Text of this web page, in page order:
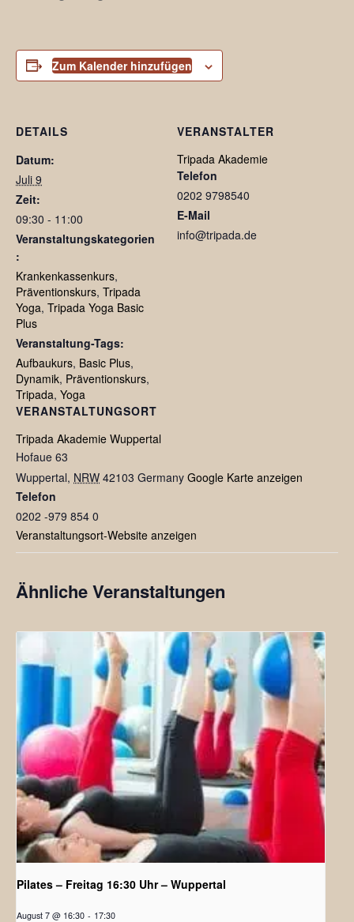
Zum Kalender hinzufügen
DETAILS
Datum:
Juli 9
Zeit:
09:30 - 11:00
Veranstaltungskategorien
:
Krankenkassenkurs,
Präventionskurs, Tripada
Yoga, Tripada Yoga Basic
Plus
Veranstaltung-Tags:
Aufbaukurs, Basic Plus,
Dynamik, Präventionskurs,
Tripada, Yoga
VERANSTALTUNGSORT
Tripada Akademie Wuppertal
Hofaue 63
Wuppertal, NRW 42103 Germany Google Karte anzeigen
Telefon
0202 -979 854 0
Veranstaltungsort-Website anzeigen
VERANSTALTER
Tripada Akademie
Telefon
0202 9798540
E-Mail
info@tripada.de
Ähnliche Veranstaltungen
Pilates – Freitag 16:30 Uhr – Wuppertal
August 7 @ 16:30 - 17:30